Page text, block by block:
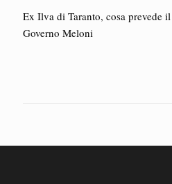
Ex Ilva di Taranto, cosa prevede
Governo Meloni